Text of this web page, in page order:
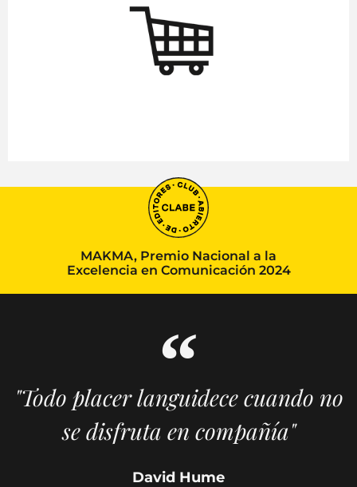
MAKMA, Premio Nacional a la
Excelencia en Comunicación 2024
"Todo placer languidece cuando no
se disfruta en compañía"
David Hume